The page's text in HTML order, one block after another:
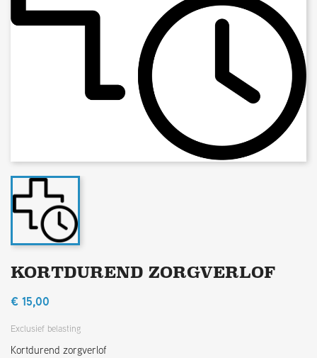
KORTDUREND ZORGVERLOF
€ 15,00
Exclusief belasting
Kortdurend zorgverlof